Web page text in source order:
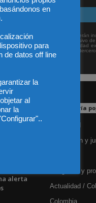
Sus datos serán
objeto exclusivo
es de titularidad
cedido a un
alerta
Categoría
Legislación y
Abogados y
Actualidad /
Colombia
en
para
de datos off line
la
al
la